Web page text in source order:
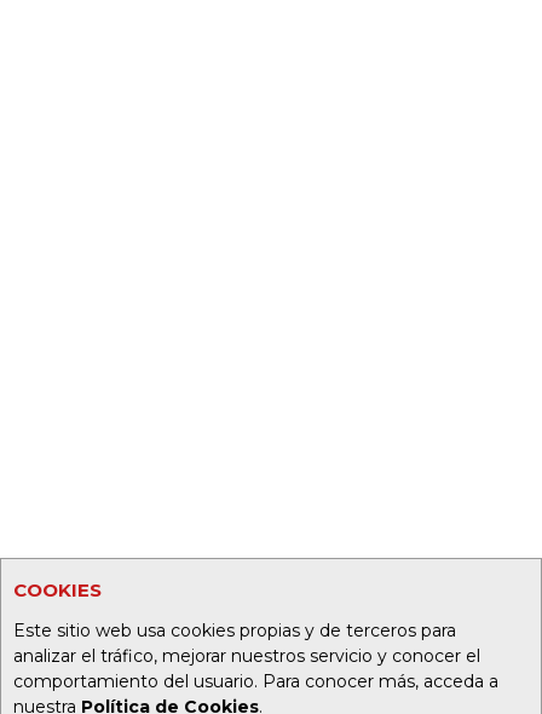
COOKIES
Este sitio web usa cookies propias y de terceros para
analizar el tráfico, mejorar nuestros servicio y conocer el
comportamiento del usuario. Para conocer más, acceda a
nuestra Política de Cookies.